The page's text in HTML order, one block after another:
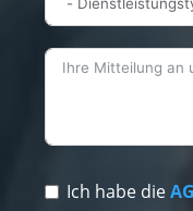
Ich habe die